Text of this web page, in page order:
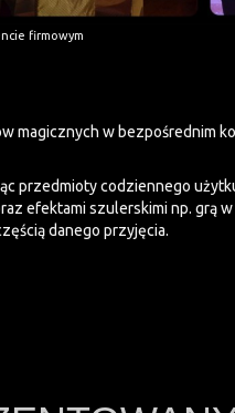
firmowym
w bezpośrednim
codziennego
efektami szulerskimi np. grą
danego przyjęcia.